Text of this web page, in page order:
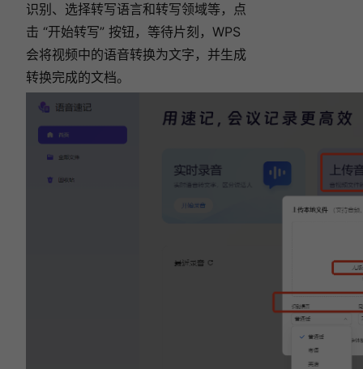
识别、选择转写语言和转写领域等，点
击 “开始转写” 按钮，等待片刻，WPS
会将视频中的语音转换为文字，并生成
转换完成的文档。